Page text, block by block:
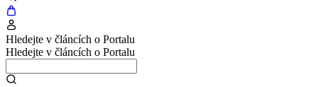
Hledejte v článcích o Portalu
Hledejte v článcích o Portalu